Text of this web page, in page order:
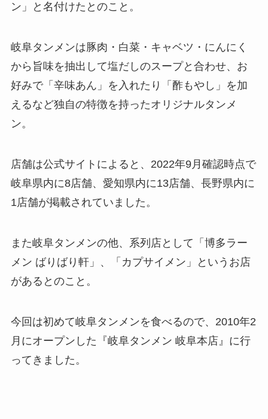
ン」と名付けたとのこと。
岐阜タンメンは豚肉・白菜・キャベツ・にんにく
から旨味を抽出して塩だしのスープと合わせ、お
好みで「辛味あん」を入れたり「酢もやし」を加
えるなど独自の特徴を持ったオリジナルタンメ
ン。
店舗は公式サイトによると、2022年9月確認時点で
岐阜県内に8店舗、愛知県内に13店舗、長野県内に
1店舗が掲載されていました。
また岐阜タンメンの他、系列店として「博多ラー
メン ばりばり軒」、「カプサイメン」というお店
があるとのこと。
今回は初めて岐阜タンメンを食べるので、2010年2
月にオープンした『岐阜タンメン 岐阜本店』に行
ってきました。